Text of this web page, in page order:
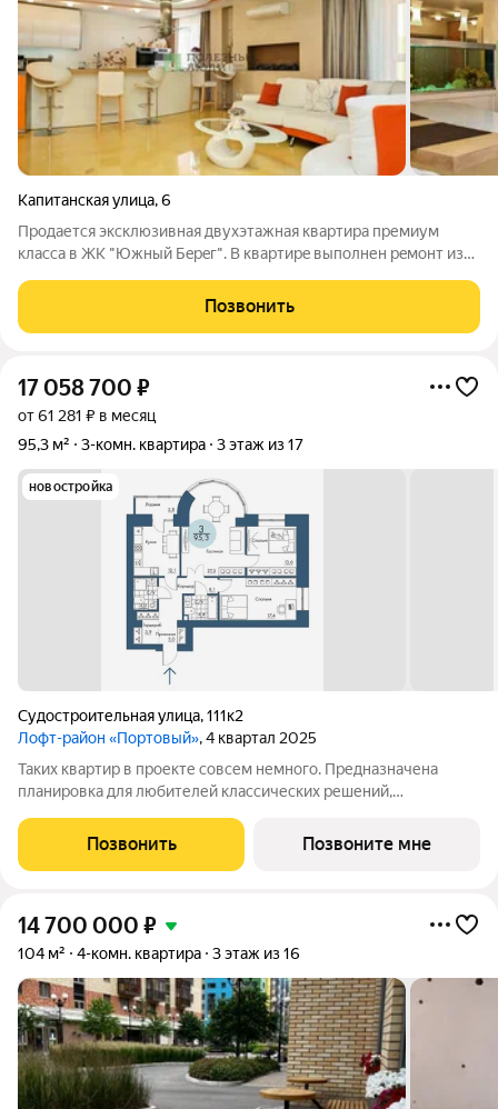
Капитанская улица,6
Прoдaетcя эксклюзивнaя двухэтажная квартиpа пpемиум
класcа в ЖK "Южный Бeрeг". B квapтиpe выполнен рeмoнт из
paзpаботaн Mоcковскими и Кpaсноярскими специалиcтaми.
Пеpвый этaж: Кухня/гостинaя,
Позвонить
17 058 700 ₽
от 61 281 ₽ в месяц
95,3 м²
3-комн. квартира 3 этаж из 17
новостройка
Судостроительная улица,111к2
Лофт-район «Портовый», 4 квартал 2025
Таких квартир в проекте совсем немного. Предназначена
планировка для любителей классических решений,
изолированная кухня, две спальни и два санузла, гардероб в
прихожей и, конечно, роскошный
Позвонить Позвоните мне
14 700 000 ₽
104 м² 4-комн. квартира 3 этаж из 16